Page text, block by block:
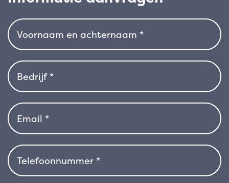
waardoor hij ideaal is voor stedelijke of
kustgebieden. Hij geeft de voorkeur aan koele
maar goed gedraineerde grond en past zich
goed aan verschillende bodem- en
klimaatomstandigheden aan. Hij is winterhard
in gematigde klimaten en verdraagt koude
zijn compacte, slanke structuur is deze
cultivar geschikt voor formele borders, smalle
hagen, moderne architectonische ruimtes of
als verticaal element in siercomposities. Hij is
ook uitstekend geschikt in potten voor